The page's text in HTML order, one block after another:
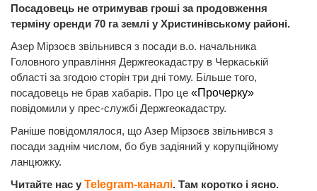
Посадовець не отримував гроші за продовження
терміну оренди 70 га землі у Христинівському районі.
Азер Мірзоєв звільнився з посади в.о. начальника
Головного управління Держгеокадастру в Черкаській
області за згодою сторін три дні тому. Більше того,
посадовець не брав хабарів. Про це «Прочерку»
повідомили у прес-службі Держгеокадастру.
Раніше повідомлялося, що Азер Мірзоєв звільнився з
посади заднім числом, бо був задіяний у корупційному
ланцюжку.
Читайте нас у Telegram-каналі. Там коротко і ясно.